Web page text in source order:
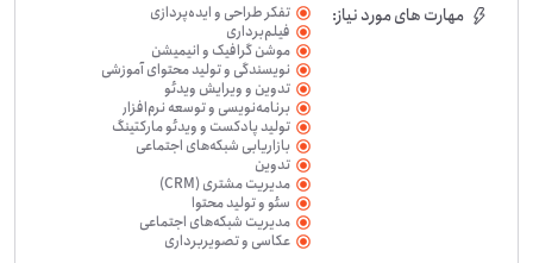
مهارت های مورد نیاز:
تفکر طراحی و ایده‌پردازی
فیلم‌برداری
موشن گرافیک و انیمیشن
نویسندگی و تولید محتوای آموزشی
تدوین و ویرایش ویدئو
برنامه‌نویسی و توسعه نرم‌افزار
تولید پادکست و ویدئو مارکتینگ
بازاریابی شبکه‌های اجتماعی
تدوین
مدیریت مشتری (CRM)
سئو و تولید محتوا
مدیریت شبکه‌های اجتماعی
عکاسی و تصویربرداری